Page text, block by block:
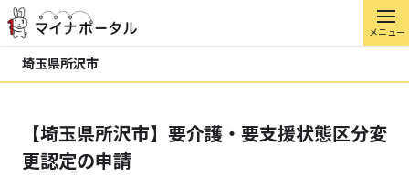
メニュー
埼玉県所沢市
【埼玉県所沢市】要介護・要支援状態区分変
更認定の申請